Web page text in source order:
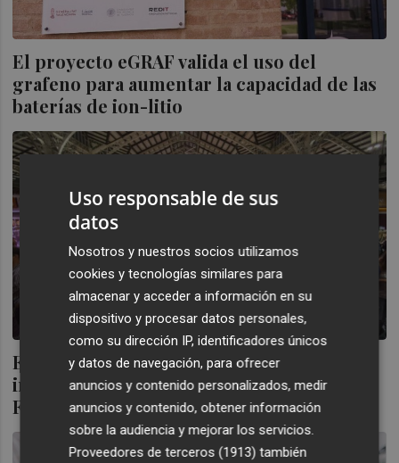
El proyecto eGRAF valida el uso del
grafeno para aumentar la capacidad de las
baterías de ion-litio
El Tribunal de Cuentas da carpetazo a la
investigación por los contratos del Bonica
Fest
Uso responsable de sus
datos
Nosotros y nuestros socios utilizamos
cookies y tecnologías similares para
almacenar y acceder a información en su
dispositivo y procesar datos personales,
como su dirección IP, identificadores únicos
y datos de navegación, para ofrecer
anuncios y contenido personalizados, medir
anuncios y contenido, obtener información
sobre la audiencia y mejorar los servicios.
Proveedores de terceros (1913) también